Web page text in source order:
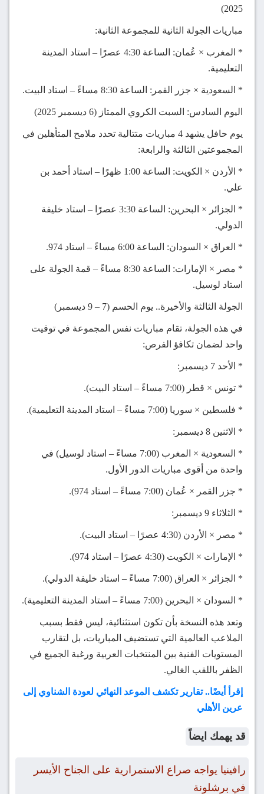
2025)
مباريات الجولة الثانية للمجموعة الثانية:
* المغرب × عُمان: الساعة 4:30 عصرًا – استاد المدينة
التعليمية.
* السعودية × جزر القمر: الساعة 8:30 مساءً – استاد البيت.
اليوم السادس: السبت الكروي الممتاز (6 ديسمبر 2025)
يوم حافل يشهد 4 مباريات متتالية تحدد ملامح المتأهلين في
المجموعتين الثالثة والرابعة:
* الأردن × الكويت: الساعة 1:00 ظهرًا – استاد أحمد بن
علي.
* الجزائر × البحرين: الساعة 3:30 عصرًا – استاد خليفة
الدولي.
* العراق × السودان: الساعة 6:00 مساءً – استاد 974.
* مصر × الإمارات: الساعة 8:30 مساءً – قمة الجولة على
استاد لوسيل.
الجولة الثالثة والأخيرة.. يوم الحسم (7 – 9 ديسمبر)
في هذه الجولة، تقام مباريات نفس المجموعة في توقيت
واحد لضمان تكافؤ الفرص:
* الأحد 7 ديسمبر:
* تونس × قطر (7:00 مساءً – استاد البيت).
* فلسطين × سوريا (7:00 مساءً – استاد المدينة التعليمية).
* الاثنين 8 ديسمبر:
* السعودية × المغرب (7:00 مساءً – استاد لوسيل) في
واحدة من أقوى مباريات الدور الأول.
* جزر القمر × عُمان (7:00 مساءً – استاد 974).
* الثلاثاء 9 ديسمبر:
* مصر × الأردن (4:30 عصرًا – استاد البيت).
* الإمارات × الكويت (4:30 عصرًا – استاد 974).
* الجزائر × العراق (7:00 مساءً – استاد خليفة الدولي).
* السودان × البحرين (7:00 مساءً – استاد المدينة التعليمية).
وتعد هذه النسخة بأن تكون استثنائية، ليس فقط بسبب
الملاعب العالمية التي تستضيف المباريات، بل لتقارب
المستويات الفنية بين المنتخبات العربية ورغبة الجميع في
الظفر باللقب الغالي.
إقرأ أيضًا.. تقارير تكشف الموعد النهائي لعودة الشناوي إلى
عرين الأهلي
قد يهمك ايضاً
رافينيا يواجه صراع الاستمرارية على الجناح الأيسر
في برشلونة